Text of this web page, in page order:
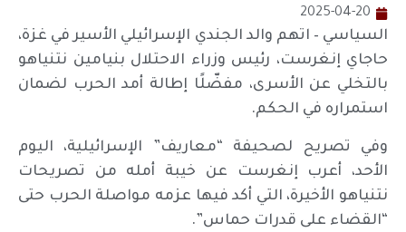
2025-04-20
السياسي – اتهم والد الجندي الإسرائيلي الأسير في غزة،
حاجاي إنغرست، رئيس وزراء الاحتلال بنيامين نتنياهو
بالتخلي عن الأسرى، مفضّلًا إطالة أمد الحرب لضمان
استمراره في الحكم.
وفي تصريح لصحيفة “معاريف” الإسرائيلية، اليوم
الأحد، أعرب إنغرست عن خيبة أمله من تصريحات
نتنياهو الأخيرة، التي أكد فيها عزمه مواصلة الحرب حتى
“القضاء على قدرات حماس”.